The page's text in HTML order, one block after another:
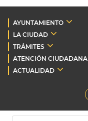
AYUNTAMIENTO
LA CIUDAD
TRÁMITES
ATENCIÓN CIUDADANA
ACTUALIDAD